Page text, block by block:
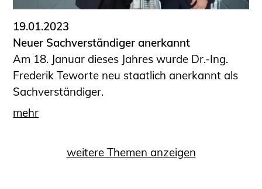
19.01.2023
Neuer Sachverständiger anerkannt
Am 18. Januar dieses Jahres wurde Dr.-Ing.
Frederik Teworte neu staatlich anerkannt als
Sachverständiger.
mehr
weitere Themen anzeigen